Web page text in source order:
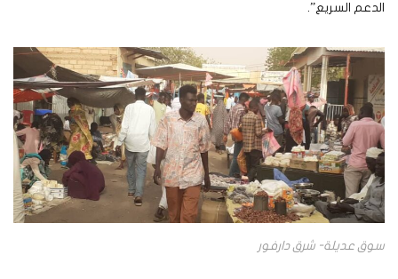
الدعم السريع”.
سوق عديلة- شرق دارفور